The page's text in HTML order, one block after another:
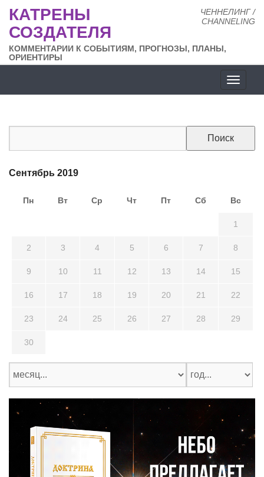
ЧЕННЕЛИНГ /
CHANNELING
КАТРЕНЫ
СОЗДАТЕЛЯ
КОММЕНТАРИИ К СОБЫТИЯМ, ПРОГНОЗЫ, ПЛАНЫ,
ОРИЕНТИРЫ
сайта
Сентябрь 2019
Пн Вт Ср Чт Пт Сб Вс
1
2 3 4 5 6 7 8
9 10 11 12 13 14 15
16 17 18 19 20 21 22
23 24 25 26 27 28 29
30